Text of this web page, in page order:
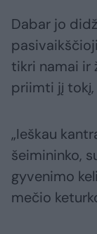
Dabar jo
tikri namai ir
priimti jį tokį,
„Ieškau
šeimininko,
gyvenimo
mečio